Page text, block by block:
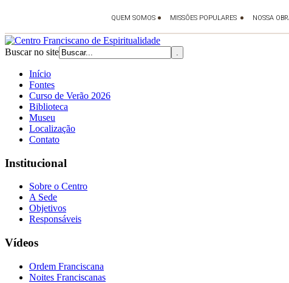
Buscar no site
Início
Fontes
Curso de Verão 2026
Biblioteca
Museu
Localização
Contato
Institucional
Sobre o Centro
A Sede
Objetivos
Responsáveis
Vídeos
Ordem Franciscana
Noites Franciscanas